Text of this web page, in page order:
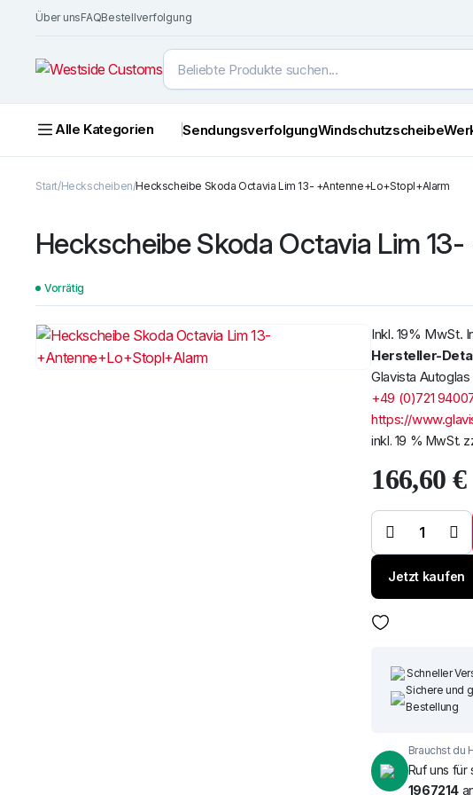
Über unsFAQBestellverfolgung
Alle Kategorien SendungsverfolgungWindschutzscheibe
Start Heckscheiben Heckscheibe Skoda Octavia Lim 13- +Antenne+Lo+Stopl+Alarm
Heckscheibe Skoda Octavia Lim
Vorrätig
Inkl. 19% MwSt.
Hersteller-
Glavista
+49 (0)721
https://
inkl. 19 % MwSt.
166,60 €
Heckscheibe
Octavia Lim 13-
Menge
Jetzt kaufen
Schneller
Sichere und
Bestellung
Brauchst du
Ruf uns für
1967214